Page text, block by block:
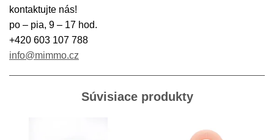
kontaktujte nás!
po – pia, 9 – 17 hod.
+420 603 107 788
info@mimmo.cz
Súvisiace produkty